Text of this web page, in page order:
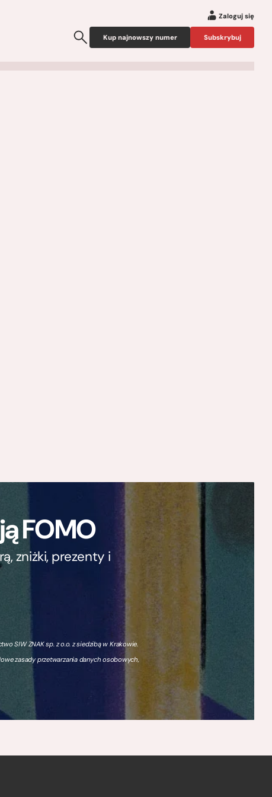
Zaloguj się
Kup najnowszy numer Subskrybuj
FOMO
zniżki, prezenty i
SIW ZNAK sp. z o.o. z siedzibą w Krakowie.
zasady przetwarzania danych osobowych,